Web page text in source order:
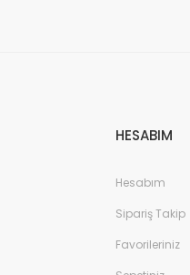
HESABIM
Hesabım
Sipariş Takip
Favorileriniz